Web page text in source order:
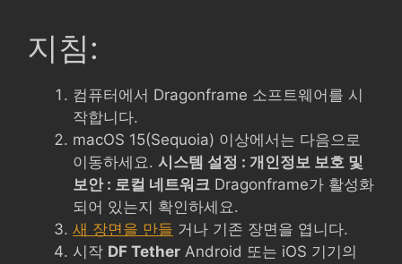
지침:
컴퓨터에서 Dragonframe 소프트웨어를 시
작합니다.
macOS 15(Sequoia) 이상에서는 다음으로
이동하세요. 시스템 설정 : 개인정보 보호 및
보안 : 로컬 네트워크 Dragonframe가 활성화
되어 있는지 확인하세요.
새 장면을 만들 거나 기존 장면을 엽니다.
시작 DF Tether Android 또는 iOS 기기의